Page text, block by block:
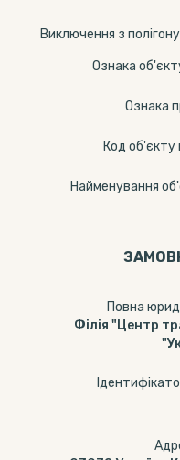
Виключення з
Ознака
Ознака
Код об'єкту
Найменування
Повна
Філія "Центр